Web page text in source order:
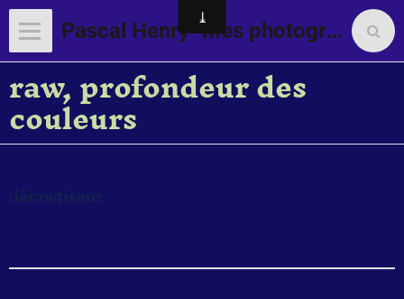
Pascal Henry "Mes photographies"
raw, profondeur des
couleurs